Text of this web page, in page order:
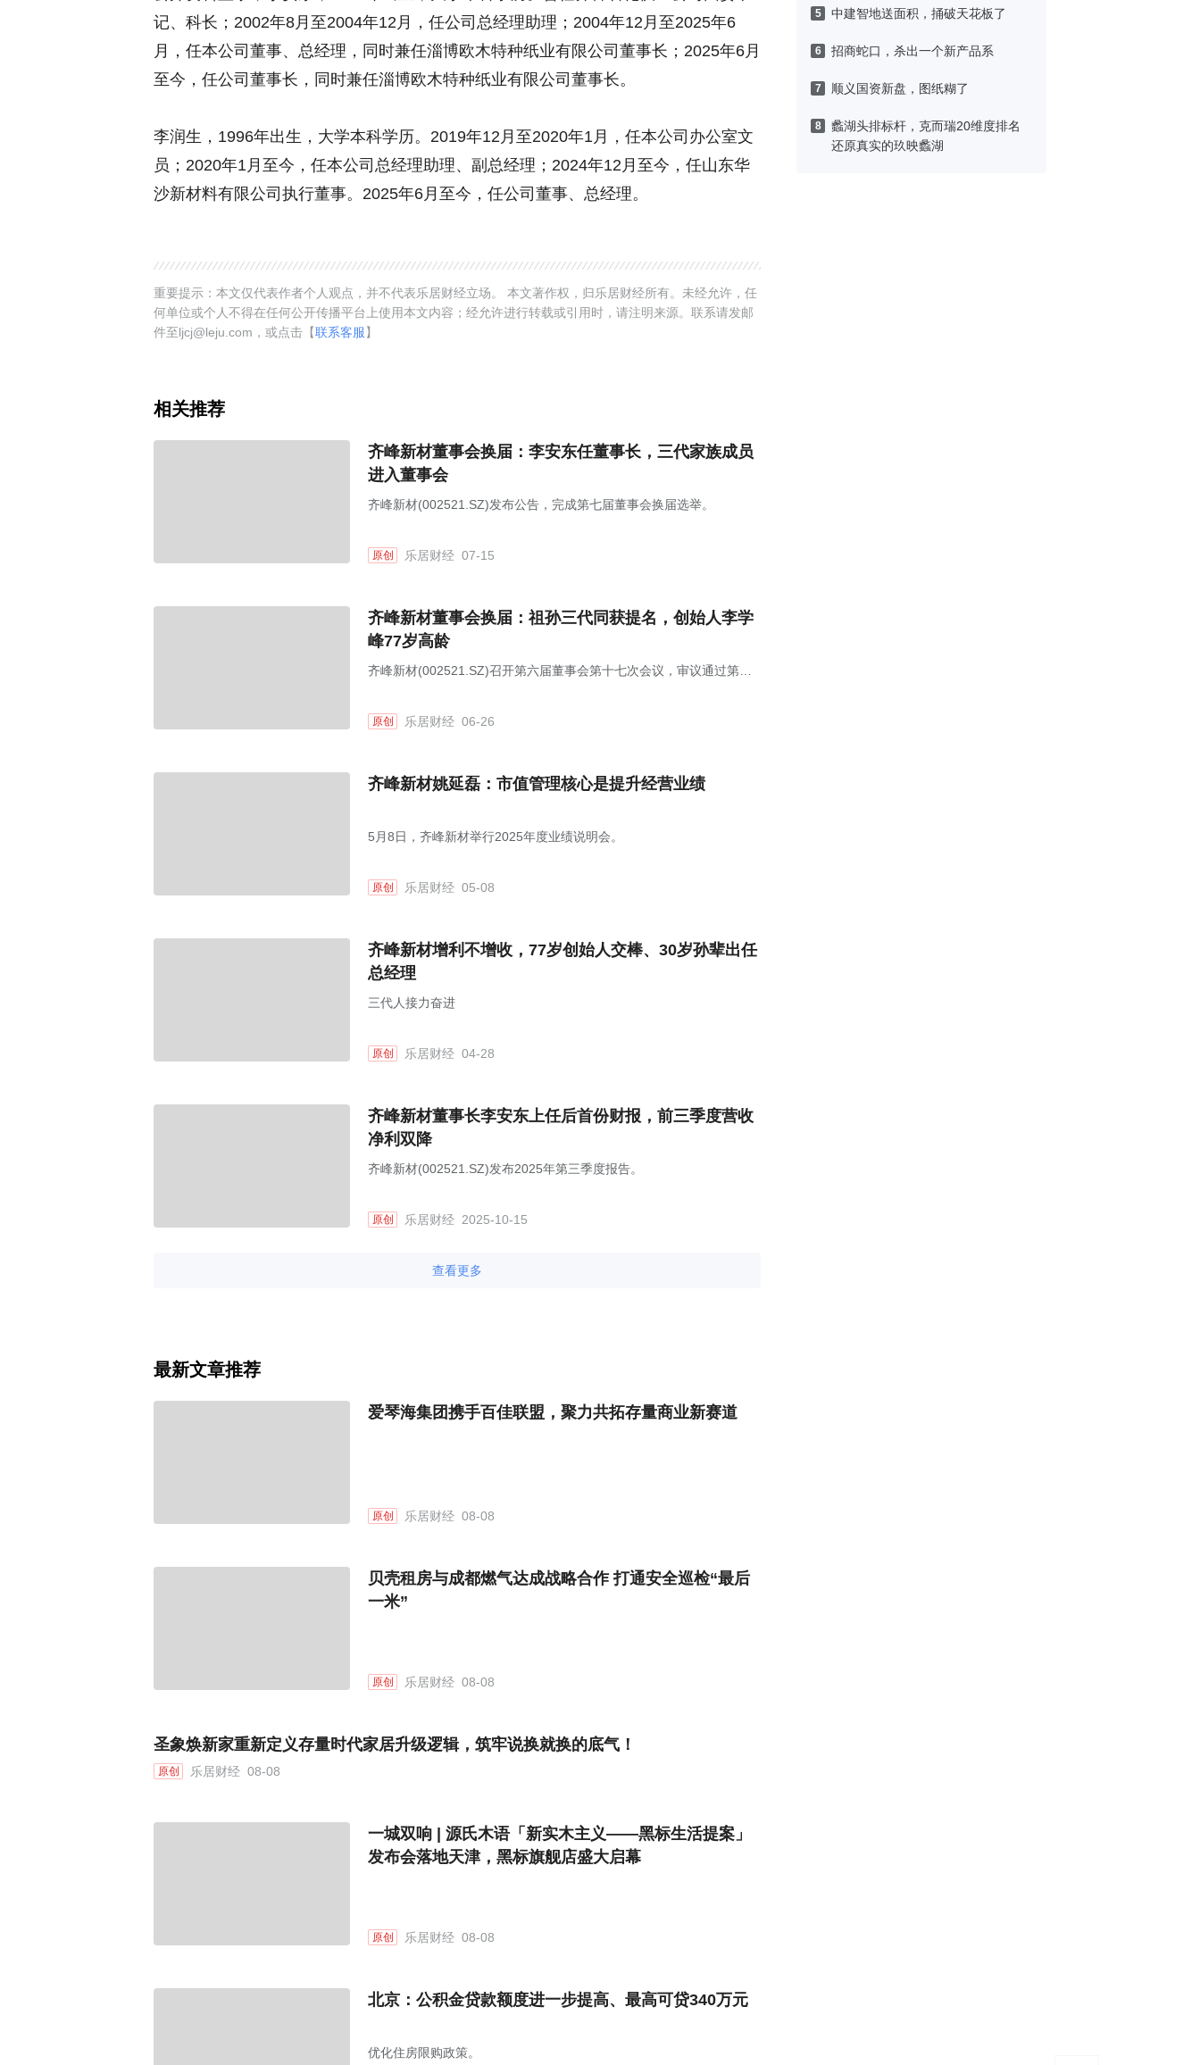
5 中建智地送面积，捅破天花板了
6 招商蛇口，杀出一个新产品系
7 顺义国资新盘，图纸糊了
8
蠡湖头排标杆，克而瑞20维度排名
还原真实的玖映蠡湖
记、科长；2002年8月至2004年12月，任公司总经理助理；2004年12月至2025年6
月，任本公司董事、总经理，同时兼任淄博欧木特种纸业有限公司董事长；2025年6月
至今，任公司董事长，同时兼任淄博欧木特种纸业有限公司董事长。
李润生，1996年出生，大学本科学历。2019年12月至2020年1月，任本公司办公室文
员；2020年1月至今，任本公司总经理助理、副总经理；2024年12月至今，任山东华
沙新材料有限公司执行董事。2025年6月至今，任公司董事、总经理。
重要提示：本文仅代表作者个人观点，并不代表乐居财经立场。 本文著作权，归乐居财经所有。未经允许，任
何单位或个人不得在任何公开传播平台上使用本文内容；经允许进行转载或引用时，请注明来源。联系请发邮
件至ljcj@leju.com，或点击【联系客服】
相关推荐
齐峰新材董事会换届：李安东任董事长，三代家族成员
进入董事会
齐峰新材(002521.SZ)发布公告，完成第七届董事会换届选举。
原创 乐居财经 07-15
齐峰新材董事会换届：祖孙三代同获提名，创始人李学
峰77岁高龄
齐峰新材(002521.SZ)召开第六届董事会第十七次会议，审议通过第七
原创 乐居财经 06-26
齐峰新材姚延磊：市值管理核心是提升经营业绩
5月8日，齐峰新材举行2025年度业绩说明会。
原创 乐居财经 05-08
齐峰新材增利不增收，77岁创始人交棒、30岁孙辈出任
总经理
三代人接力奋进
原创 乐居财经 04-28
齐峰新材董事长李安东上任后首份财报，前三季度营收
净利双降
齐峰新材(002521.SZ)发布2025年第三季度报告。
原创 乐居财经 2025-10-15
查看更多
最新文章推荐
爱琴海集团携手百佳联盟，聚力共拓存量商业新赛道
原创 乐居财经 08-08
贝壳租房与成都燃气达成战略合作 打通安全巡检“最后
一米”
原创 乐居财经 08-08
圣象焕新家重新定义存量时代家居升级逻辑，筑牢说换就换的底气！
原创 乐居财经 08-08
一城双响 | 源氏木语「新实木主义——黑标生活提案」
发布会落地天津，黑标旗舰店盛大启幕
原创 乐居财经 08-08
北京：公积金贷款额度进一步提高、最高可贷340万元
优化住房限购政策。